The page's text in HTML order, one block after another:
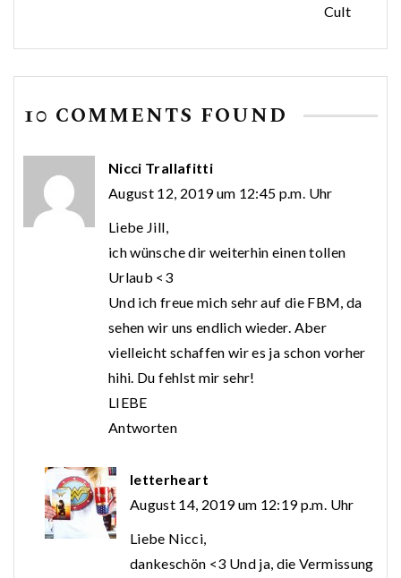
Cult
10 COMMENTS FOUND
Nicci Trallafitti
August 12, 2019 um 12:45 p.m. Uhr
Liebe Jill,
ich wünsche dir weiterhin einen tollen
Urlaub <3
Und ich freue mich sehr auf die FBM, da
sehen wir uns endlich wieder. Aber
vielleicht schaffen wir es ja schon vorher
hihi. Du fehlst mir sehr!
LIEBE
Antworten
letterheart
August 14, 2019 um 12:19 p.m. Uhr
Liebe Nicci,
dankeschön <3 Und ja, die Vermissung